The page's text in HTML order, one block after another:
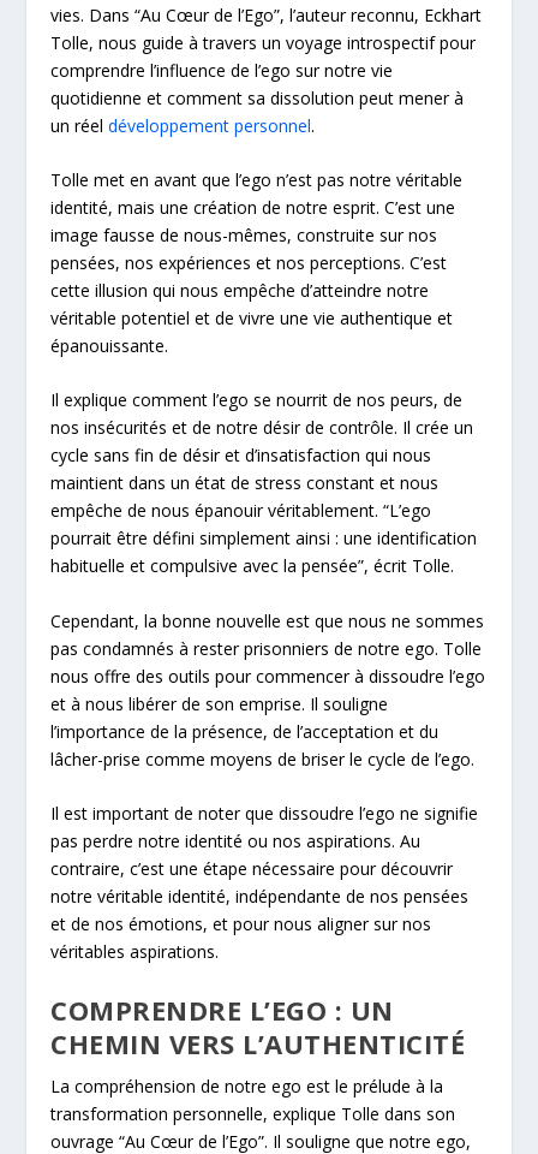
vies. Dans “Au Cœur de l’Ego”, l’auteur reconnu, Eckhart
Tolle, nous guide à travers un voyage introspectif pour
comprendre l’influence de l’ego sur notre vie
quotidienne et comment sa dissolution peut mener à
un réeldéveloppement personnel.
Tolle met en avant que l’ego n’est pas notre véritable
identité, mais une création de notre esprit. C’est une
image fausse de nous-mêmes, construite sur nos
pensées, nos expériences et nos perceptions. C’est
cette illusion qui nous empêche d’atteindre notre
véritable potentiel et de vivre une vie authentique et
épanouissante.
Il explique comment l’ego se nourrit de nos peurs, de
nos insécurités et de notre désir de contrôle. Il crée un
cycle sans fin de désir et d’insatisfaction qui nous
maintient dans un état de stress constant et nous
empêche de nous épanouir véritablement. “L’ego
pourrait être défini simplement ainsi : une identification
habituelle et compulsive avec la pensée”, écrit Tolle.
Cependant, la bonne nouvelle est que nous ne sommes
pas condamnés à rester prisonniers de notre ego. Tolle
nous offre des outils pour commencer à dissoudre l’ego
et à nous libérer de son emprise. Il souligne
l’importance de la présence, de l’acceptation et du
lâcher-prise comme moyens de briser le cycle de l’ego.
Il est important de noter que dissoudre l’ego ne signifie
pas perdre notre identité ou nos aspirations. Au
contraire, c’est une étape nécessaire pour découvrir
notre véritable identité, indépendante de nos pensées
et de nos émotions, et pour nous aligner sur nos
véritables aspirations.
COMPRENDRE L’EGO : UN
CHEMIN VERS L’AUTHENTICITÉ
La compréhension de notre ego est le prélude à la
transformation personnelle, explique Tolle dans son
ouvrage “Au Cœur de l’Ego”. Il souligne que notre ego,